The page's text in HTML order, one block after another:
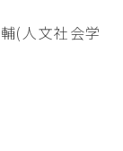
(人文社会学